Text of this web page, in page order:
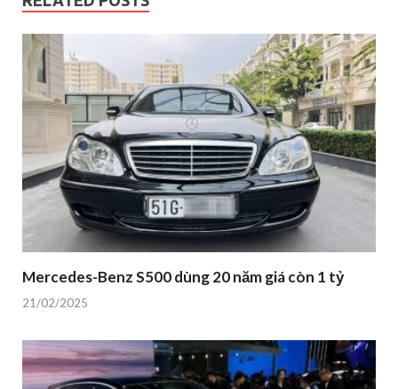
Mercedes-Benz S500 dùng 20 năm giá còn 1 tỷ
21/02/2025